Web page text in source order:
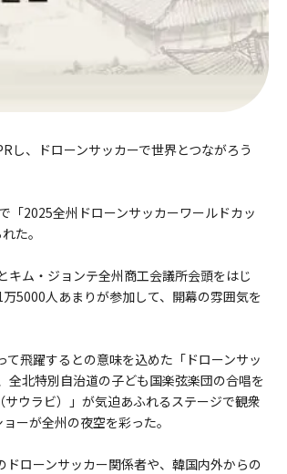
し、ドローンサッカーで世界とつながろう
「2025全州ドローンサッカーワールドカッ
た。
キム・ジョンテ全州商工会議所会頭をはじ
5000人あまりが参加して、開幕の雰囲気を
飛躍するとの意味を込めた「ドローンサッ
全北特別自治道の子ども国楽弦楽団の合唱を
ウラビ）」が気迫あふれるステージで観衆
ーが全州の夜空を彩った。
ローンサッカー関係者や、韓国内外からの